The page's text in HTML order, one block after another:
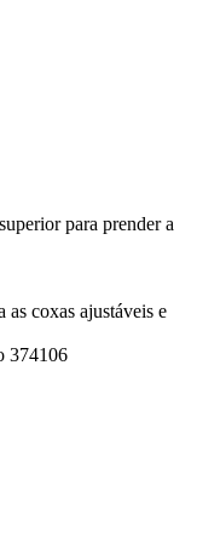
para prender a
as coxas ajustáveis e
374106